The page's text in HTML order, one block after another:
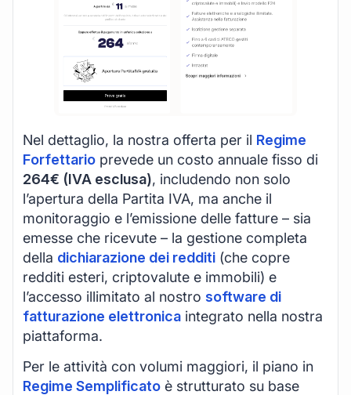
Nel dettaglio, la nostra offerta per il Regime
Forfettario prevede un costo annuale fisso di
264€ (IVA esclusa), includendo non solo
l’apertura della Partita IVA, ma anche il
monitoraggio e l’emissione delle fatture – sia
emesse che ricevute – la gestione completa
della dichiarazione dei redditi (che copre
redditi esteri, criptovalute e immobili) e
l’accesso illimitato al nostro software di
fatturazione elettronica integrato nella nostra
piattaforma.
Per le attività con volumi maggiori, il piano in
Regime Semplificato è strutturato su base